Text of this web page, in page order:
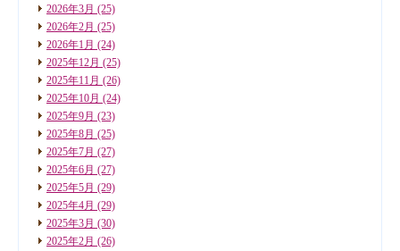
2026年3月 (25)
2026年2月 (25)
2026年1月 (24)
2025年12月 (25)
2025年11月 (26)
2025年10月 (24)
2025年9月 (23)
2025年8月 (25)
2025年7月 (27)
2025年6月 (27)
2025年5月 (29)
2025年4月 (29)
2025年3月 (30)
2025年2月 (26)